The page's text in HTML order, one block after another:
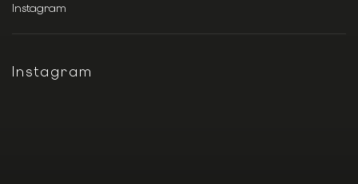
Instagram
Instagram